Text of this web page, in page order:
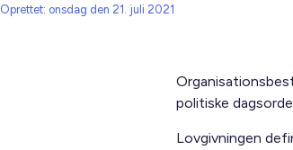
Oprettet: onsdag den 21. juli 2021
politiske
Lovgivningen